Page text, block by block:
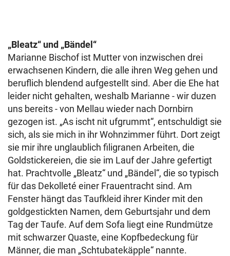
„Bleatz“ und „Bändel“
Marianne Bischof ist Mutter von inzwischen drei
erwachsenen Kindern, die alle ihren Weg gehen und
beruflich blendend aufgestellt sind. Aber die Ehe hat
leider nicht gehalten, weshalb Marianne - wir duzen
uns bereits - von Mellau wieder nach Dornbirn
gezogen ist. „As ischt nit ufgrummt“, entschuldigt sie
sich, als sie mich in ihr Wohnzimmer führt. Dort zeigt
sie mir ihre unglaublich filigranen Arbeiten, die
Goldstickereien, die sie im Lauf der Jahre gefertigt
hat. Prachtvolle „Bleatz“ und „Bändel“, die so typisch
für das Dekolleté einer Frauentracht sind. Am
Fenster hängt das Taufkleid ihrer Kinder mit den
goldgestickten Namen, dem Geburtsjahr und dem
Tag der Taufe. Auf dem Sofa liegt eine Rundmütze
mit schwarzer Quaste, eine Kopfbedeckung für
Männer, die man „Schtubatekäpple“ nannte.